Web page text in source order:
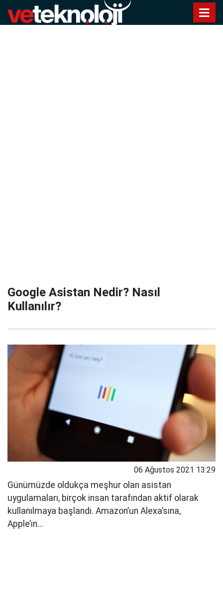
Google Asistan Nedir? Nasıl
Kullanılır?
06 Ağustos 2021 13:29
Günümüzde oldukça meşhur olan asistan
uygulamaları, birçok insan tarafından aktif olarak
kullanılmaya başlandı. Amazon’un Alexa’sına,
Apple’ın...